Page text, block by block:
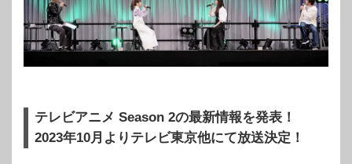
テレビアニメ Season 2の最新情報を発表！
2023年10月よりテレビ東京他にて放送決定！